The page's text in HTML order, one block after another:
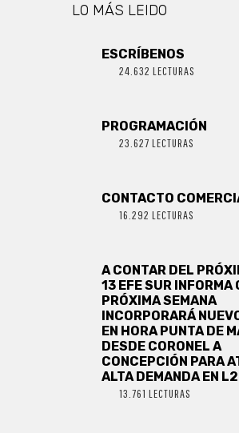
LO MÁS LEIDO
ESCRÍBENOS
24.632 LECTURAS
PROGRAMACIÓN
23.627 LECTURAS
CONTACTO
16.292 LECTURAS
A CONTAR DEL
13 EFE SUR INFORMA
PRÓXIMA SEMANA
INCORPORARÁ
EN HORA PUNTA DE
DESDE CORONEL A
CONCEPCIÓN PARA
ALTA DEMANDA EN L2
13.761 LECTURAS